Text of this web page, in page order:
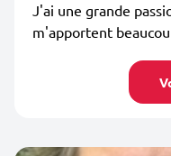
J'ai une grande
m'apportent